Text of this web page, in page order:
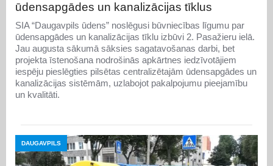
ūdensapgādes un kanalizācijas tīklus
SIA “Daugavpils ūdens” noslēgusi būvniecības līgumu par
ūdensapgādes un kanalizācijas tīklu izbūvi 2. Pasažieru ielā.
Jau augusta sākumā sāksies sagatavošanas darbi, bet
projekta īstenošana nodrošinās apkārtnes iedzīvotājiem
iespēju pieslēgties pilsētas centralizētajām ūdensapgādes un
kanalizācijas sistēmām, uzlabojot pakalpojumu pieejamību
un kvalitāti.
DAUGAVPILS